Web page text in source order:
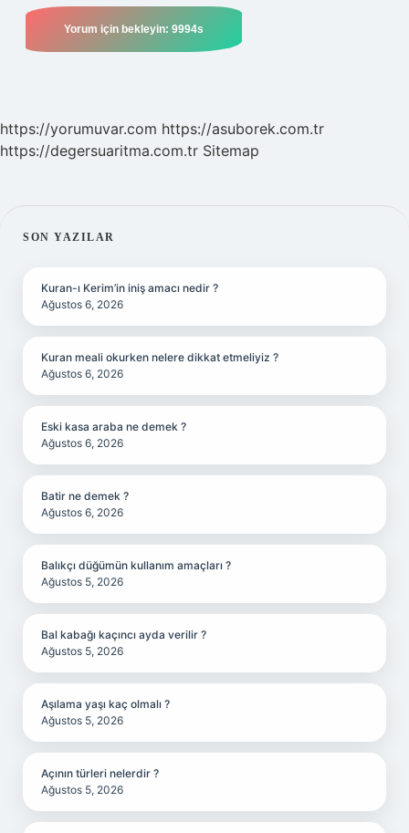
https://yorumuvar.com https://asuborek.com.tr
https://degersuaritma.com.tr Sitemap
SIDEBAR
SON YAZILAR
Kuran-ı Kerim’in iniş amacı nedir ?
Ağustos 6, 2026
Kuran meali okurken nelere dikkat etmeliyiz ?
Ağustos 6, 2026
Eski kasa araba ne demek ?
Ağustos 6, 2026
Batir ne demek ?
Ağustos 6, 2026
Balıkçı düğümün kullanım amaçları ?
Ağustos 5, 2026
Bal kabağı kaçıncı ayda verilir ?
Ağustos 5, 2026
Aşılama yaşı kaç olmalı ?
Ağustos 5, 2026
Açının türleri nelerdir ?
Ağustos 5, 2026